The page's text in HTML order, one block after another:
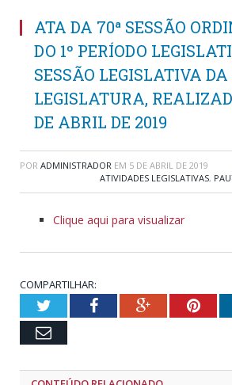
ATA DA 70ª SESSÃO
DO 1º PERÍODO
SESSÃO LEGISLATIVA DA
LEGISLATURA,
DE ABRIL DE 2019
POR ADMINISTRADOR EM 5 DE ABRIL DE 2019
ATIVIDADES LEGISLATIVAS,
Clique aqui para visualizar
COMPARTILHAR:
TwitterFacebookGoogle+
Email